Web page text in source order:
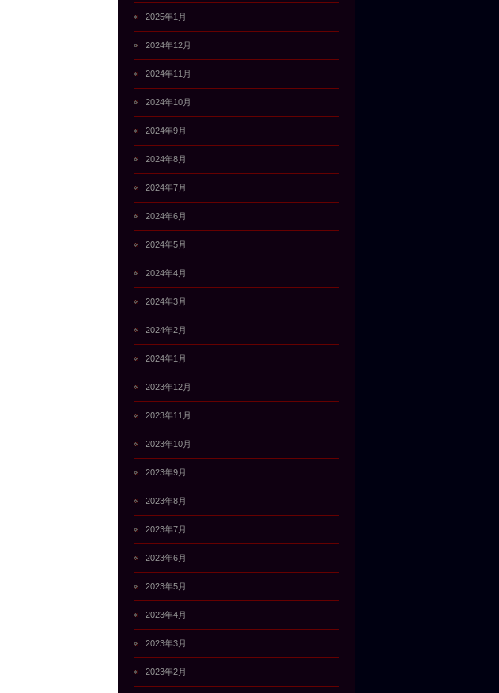
2025年1月
2024年12月
2024年11月
2024年10月
2024年9月
2024年8月
2024年7月
2024年6月
2024年5月
2024年4月
2024年3月
2024年2月
2024年1月
2023年12月
2023年11月
2023年10月
2023年9月
2023年8月
2023年7月
2023年6月
2023年5月
2023年4月
2023年3月
2023年2月